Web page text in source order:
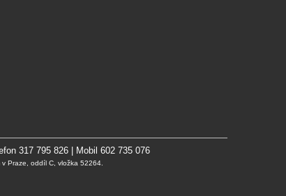
317 795 826 | Mobil 602 735 076
Praze, oddíl C, vložka 52264.